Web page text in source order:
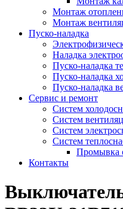
Монтаж
Монтаж
Пуско-наладка
Наладка
Пуско-наладка
Пуско-наладка
Пуско-наладка
Сервис и ремонт
Систем
Систем
Систем
Систем
Промывка
Контакты